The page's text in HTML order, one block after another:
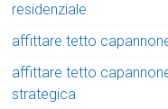
residenziale
affittare tetto
affittare tetto
strategica